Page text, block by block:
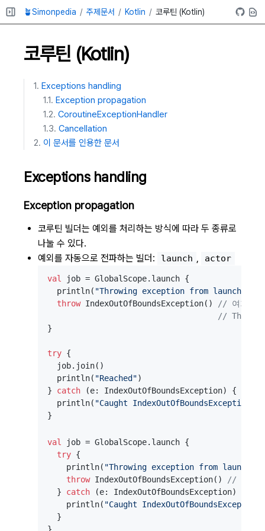
🪴Simonpedia 주제문서 Kotlin 코루틴 (Kotlin)
코루틴 (Kotlin)
Exceptions handling
Exception propagation
CoroutineExceptionHandler
Cancellation
이 문서를 인용한 문서
Exceptions handling
Exception propagation
코루틴 빌더는 예외를 처리하는 방식에 따라 두 종류로
나눌 수 있다.
예외를 자동으로 전파하는 빌더:
launch , actor
val
job = GlobalScope.launch {
  println(
"Throwing exception from launch"
throw IndexOutOfBoundsException()
// 여기서
//
}
try {
  job.join()
  println(
"Reached")
} catch (e: IndexOutOfBoundsException) {
  println(
"Caught IndexOutOfBoundsException"
val
job = GlobalScope.launch {
try {
    println(
"Throwing exception from launch"
throw IndexOutOfBoundsException()
// 여기
  }
catch (e: IndexOutOfBoundsException) {
    println(
"Caught IndexOutOfBoundsException"
  }